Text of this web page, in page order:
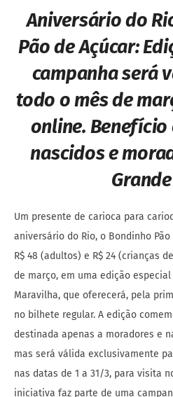
Aniversário do
Pão de Açúcar:
campanha será
todo o mês de
online.
nascidos e
Um presente de carioca para
aniversário do Rio, o Bondinho
R$ 48 (adultos) e R$ 24 (crianças
de março, em uma edição
Maravilha, que oferecerá, pela
no bilhete regular. A edição
destinada apenas a moradores e
mas será válida exclusivamente
nas datas de 1 a 31/3, para visita
iniciativa faz parte de uma